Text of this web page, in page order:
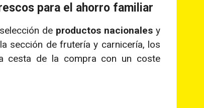
para el ahorro familiar
de productos nacionales y
sección de frutería y carnicería, los
cesta de la compra con un coste